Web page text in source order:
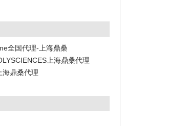
全国代理-上海鼎桑
上海鼎桑代理
海鼎桑代理